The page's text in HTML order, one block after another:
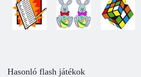
Hasonló flash játékok